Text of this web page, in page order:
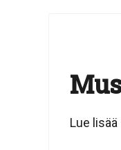
Lue lisää